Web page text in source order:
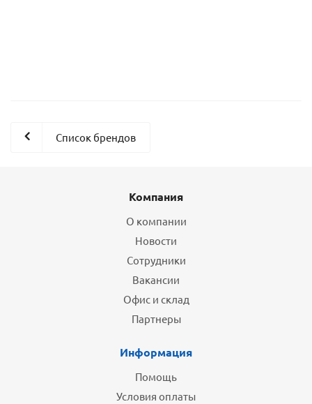
Список брендов
Компания
О компании
Новости
Сотрудники
Вакансии
Офис и склад
Партнеры
Информация
Помощь
Условия оплаты